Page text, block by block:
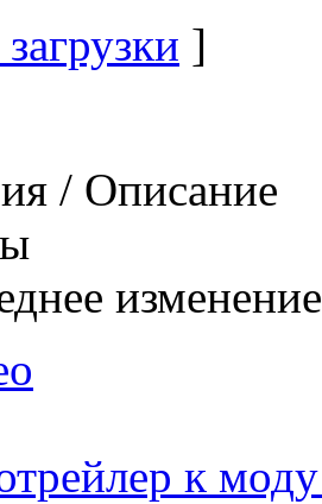
]
/ Описание
изменение
к